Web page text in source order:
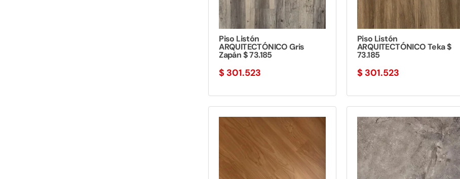
Piso Listón
ARQUITECTÓNICO Gris
Zapán $ 73.185
$ 301.523
Piso Listón
ARQUITECTÓNICO Teka $
73.185
$ 301.523